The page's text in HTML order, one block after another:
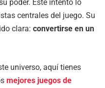
poder. Este intento lo
centrales del juego. Su
clara: convertirse en un
universo, aquí tienes
mejores juegos de